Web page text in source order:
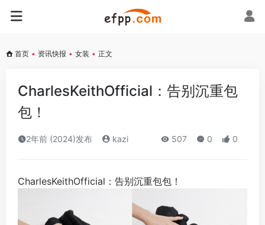
首页 • 资讯快报 • 女装 • 正文
CharlesKeithOfficial：告别沉重包
包！
2年前 (2024)发布 kazi 507 0 0
CharlesKeithOfficial：告别沉重包包！